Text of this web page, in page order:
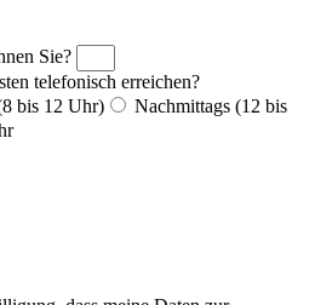
Sie?
telefonisch erreichen?
bis 12 Uhr)
Nachmittags (12 bis